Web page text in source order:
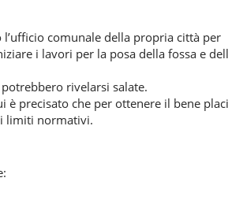
l’ufficio comunale della propria città per
i lavori per la posa della fossa e
rivelarsi salate.
è precisato che per ottenere il bene
limiti normativi.